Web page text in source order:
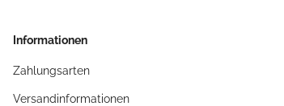
Informationen
Zahlungsarten
Versandinformationen